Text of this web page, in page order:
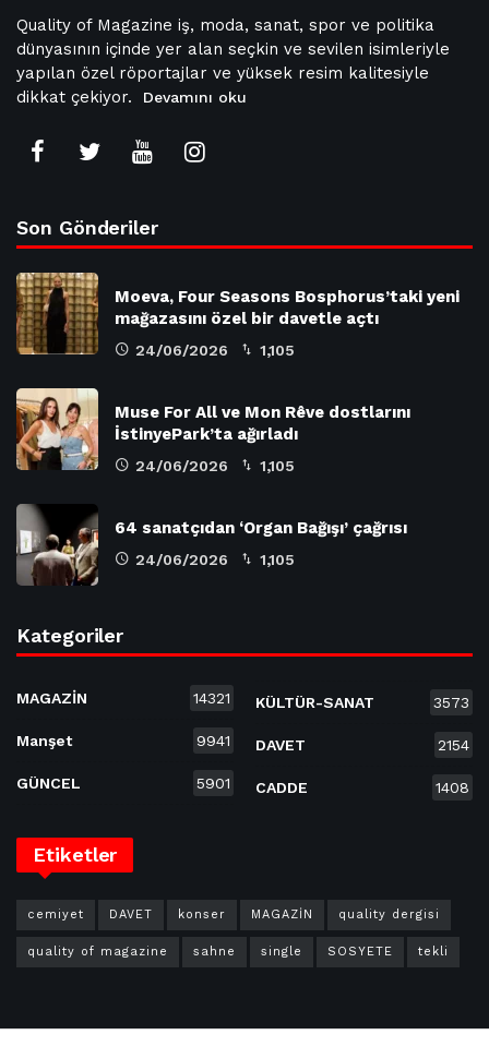
Quality of Magazine iş, moda, sanat, spor ve politika
dünyasının içinde yer alan seçkin ve sevilen isimleriyle
yapılan özel röportajlar ve yüksek resim kalitesiyle
dikkat çekiyor.
Devamını oku
Son Gönderiler
Moeva, Four Seasons Bosphorus’taki yeni
mağazasını özel bir davetle açtı
24/06/2026 1,105
Muse For All ve Mon Rêve dostlarını
İstinyePark’ta ağırladı
24/06/2026 1,105
64 sanatçıdan ‘Organ Bağışı’ çağrısı
24/06/2026 1,105
Kategoriler
MAGAZİN 14321
Manşet 9941
GÜNCEL 5901
KÜLTÜR-SANAT 3573
DAVET 2154
CADDE 1408
Etiketler
cemiyet DAVET konser MAGAZİN quality dergisi
quality of magazine sahne single SOSYETE tekli